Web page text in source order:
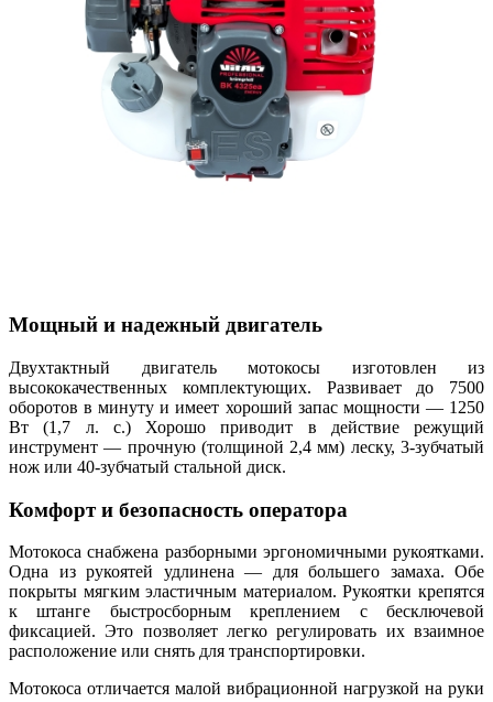
Мощный и надежный двигатель
Двухтактный двигатель мотокосы изготовлен из
высококачественных комплектующих. Развивает до 7500
оборотов в минуту и имеет хороший запас мощности — 1250
Вт (1,7 л. с.) Хорошо приводит в действие режущий
инструмент — прочную (толщиной 2,4 мм) леску, 3-зубчатый
нож или 40-зубчатый стальной диск.
Комфорт и безопасность оператора
Мотокоса снабжена разборными эргономичными рукоятками.
Одна из рукоятей удлинена — для большего замаха. Обе
покрыты мягким эластичным материалом. Рукоятки крепятся
к штанге быстросборным креплением с бесключевой
фиксацией. Это позволяет легко регулировать их взаимное
расположение или снять для транспортировки.
Мотокоса отличается малой вибрационной нагрузкой на руки